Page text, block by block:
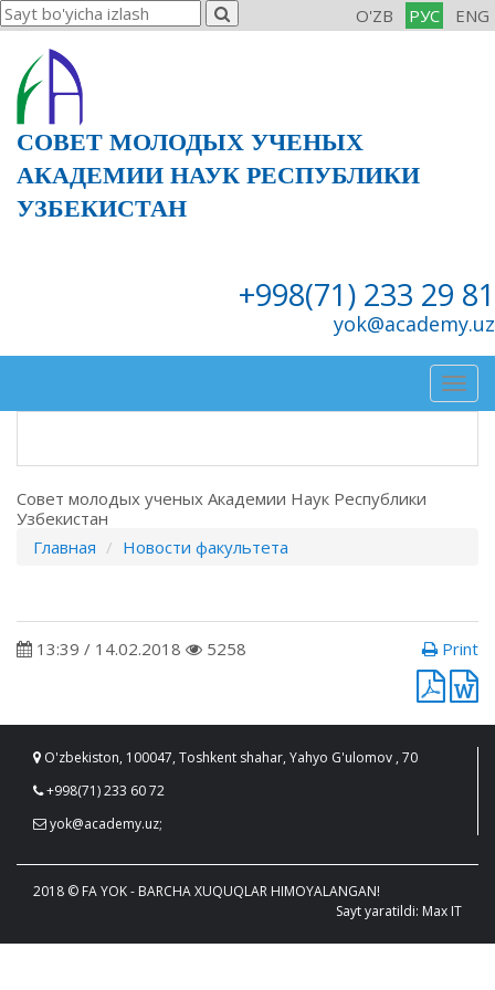
O'ZB РУС ENG
СОВЕТ МОЛОДЫХ УЧЕНЫХ
АКАДЕМИИ НАУК РЕСПУБЛИКИ
УЗБЕКИСТАН
+998(71) 233 29 81
yok@academy.uz
Совет молодых ученых Академии Наук Республики
Узбекистан
Главная
Новости факультета
13:39 / 14.02.2018 5258 Print
O'zbekiston, 100047, Toshkent shahar, Yahyo G'ulomov , 70
+998(71) 233 60 72
yok@academy.uz;
2018 © FA YOK - BARCHA XUQUQLAR HIMOYALANGAN!
Sayt yaratildi: Max IT